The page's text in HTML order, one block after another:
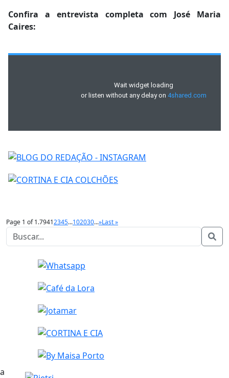
Confira a entrevista completa com José Maria
Caires:
Page 1 of 1.79412345...102030...»Last »
a